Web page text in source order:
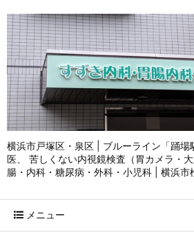
横浜市戸塚区・泉区 | ブルーライン「踊
医、 苦しくない内視鏡検査（胃カメラ・
腸・内科・糖尿病・外科・小児科 | 横浜市
メニュー